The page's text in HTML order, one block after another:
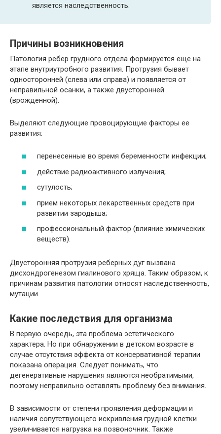
является наследственность.
Причины возникновения
Патология ребер грудного отдела формируется еще на
этапе внутриутробного развития. Протрузия бывает
односторонней (слева или справа) и появляется от
неправильной осанки, а также двусторонней
(врожденной).
Выделяют следующие провоцирующие факторы ее
развития:
перенесенные во время беременности инфекции;
действие радиоактивного излучения;
сутулость;
прием некоторых лекарственных средств при
развитии зародыша;
профессиональный фактор (влияние химических
веществ).
Двусторонняя протрузия реберных дуг вызвана
дисхондрогенезом гиалинового хряща. Таким образом, к
причинам развития патологии относят наследственность,
мутации.
Какие последствия для организма
В первую очередь, эта проблема эстетического
характера. Но при обнаружении в детском возрасте в
случае отсутствия эффекта от консервативной терапии
показана операция. Следует понимать, что
дегенеративные нарушения являются необратимыми,
поэтому неправильно оставлять проблему без внимания.
В зависимости от степени проявления деформации и
наличия сопутствующего искривления грудной клетки
увеличивается нагрузка на позвоночник. Также